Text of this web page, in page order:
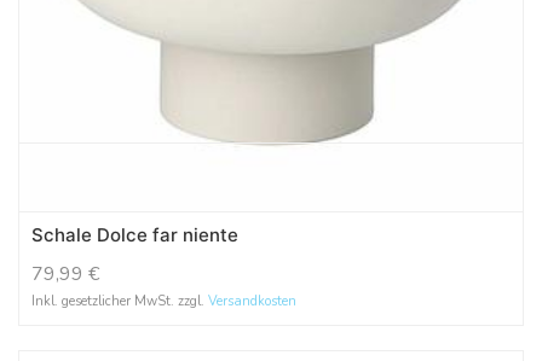
Schale Dolce far niente
79,99 €
Inkl. gesetzlicher MwSt. zzgl. Versandkosten